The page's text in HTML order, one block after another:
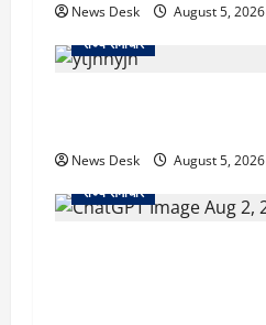
News Desk August 5, 2026
राज्य समाचार
News Desk August 5, 2026
राज्य समाचार